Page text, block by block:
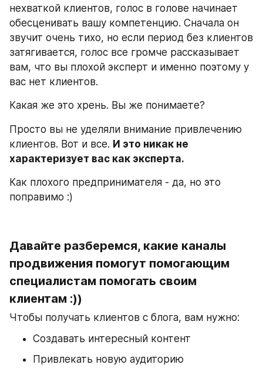
нехваткой клиентов, голос в голове начинает
обесценивать вашу компетенцию. Сначала он
звучит очень тихо, но если период без клиентов
затягивается, голос все громче рассказывает
вам, что вы плохой эксперт и именно поэтому у
вас нет клиентов.
Какая же это хрень. Вы же понимаете?
Просто вы не уделяли внимание привлечению
клиентов. Вот и все. И это никак не
характеризует вас как эксперта.
Как плохого предпринимателя - да, но это
поправимо :)
Давайте разберемся, какие каналы
продвижения помогут помогающим
специалистам помогать своим
клиентам :))
Чтобы получать клиентов с блога, вам нужно:
Создавать интересный контент
Привлекать новую аудиторию